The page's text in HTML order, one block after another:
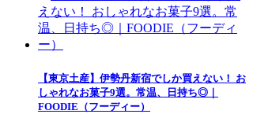
【東京土産】伊勢丹新宿でしか買えない！ お
しゃれなお菓子9選。常温、日持ち◎｜
FOODIE（フーディー）